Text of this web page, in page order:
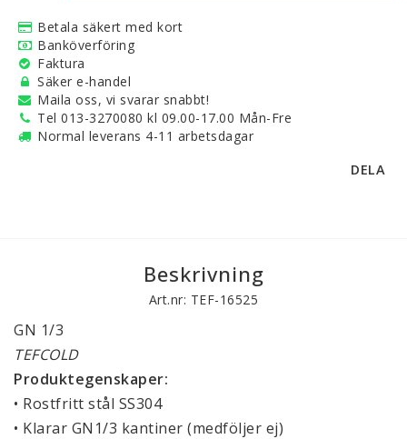
Betala säkert med kort
Banköverföring
Faktura
Säker e-handel
Maila oss, vi svarar snabbt!
Tel 013-3270080 kl 09.00-17.00 Mån-Fre
Normal leverans 4-11 arbetsdagar
DELA
Beskrivning
Art.nr: TEF-16525
GN 1/3
TEFCOLD
Produktegenskaper:
• Rostfritt stål SS304
• Klarar GN1/3 kantiner (medföljer ej)